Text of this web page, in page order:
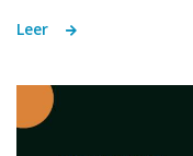
Leer